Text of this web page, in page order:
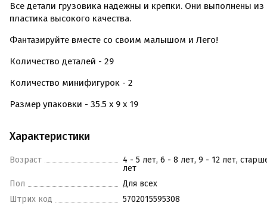
Все детали грузовика надежны и крепки. Они выполнены из
пластика высокого качества.
Фантазируйте вместе со своим малышом и Лего!
Количество деталей - 29
Количество минифигурок - 2
Размер упаковки - 35.5 x 9 x 19
Характеристики
Возраст
4 - 5 лет, 6 - 8 лет, 9 - 12 лет,
лет
Пол
Для всех
Штрих код
5702015595308